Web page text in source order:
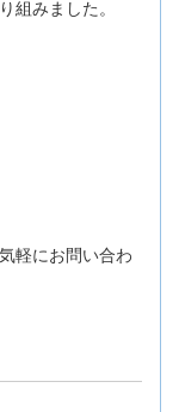
組みました。
軽にお問い合わ